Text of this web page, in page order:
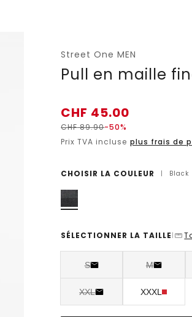
Street One MEN
Pull en maille
CHF 45.00
CHF89.90-50%
Prix TVA incluse plus frais de
CHOISIR LA COULEUR | Black
SÉLECTIONNER LA TAILLE |
S M
XXL XXXL